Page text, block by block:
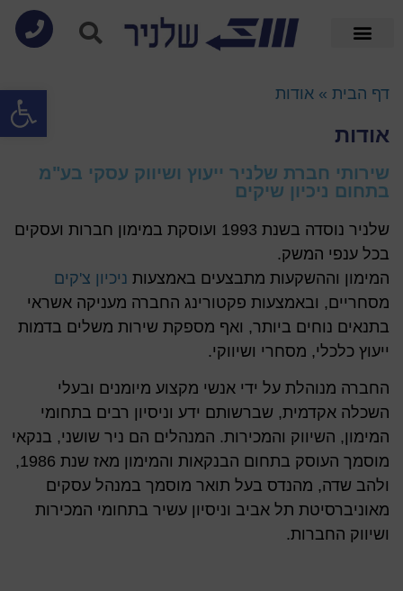
פתח דף הבית » אודות
אודות
שירותי חברת שלניר ייעוץ ושיווק עסקי בע"מ
בתחום ניכיון שיקים
שלניר נוסדה בשנת 1993 ועוסקת במימון חברות ועסקים
בכל ענפי המשק.
המימון וההשקעות מתבצעים באמצעות ניכיון צ'קים
מסחריים, ובאמצעות פקטורינג החברה מעניקה אשראי
בתנאים נוחים ביותר, ואף מספקת שירות משלים בדמות
ייעוץ כלכלי, מסחרי ושיווקי.
החברה מנוהלת על ידי אנשי מקצוע מיומנים ובעלי
השכלה אקדמית, שברשותם ידע וניסיון רבים בתחומי
המימון, השיווק והמכירות. המנהלים הם ניר שושני, בנקאי
מוסמך העוסק בתחום הבנקאות והמימון מאז שנת 1986,
ולהב שדה, מהנדס בעל תואר מוסמך במנהל עסקים
מאוניברסיטת תל אביב וניסיון עשיר בתחומי המכירות
ושיווק החברות.